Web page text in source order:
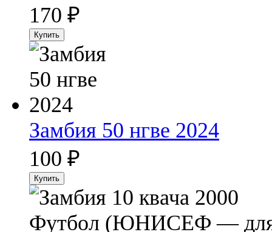
170 ₽
Замбия 50 нгве 2024
100 ₽